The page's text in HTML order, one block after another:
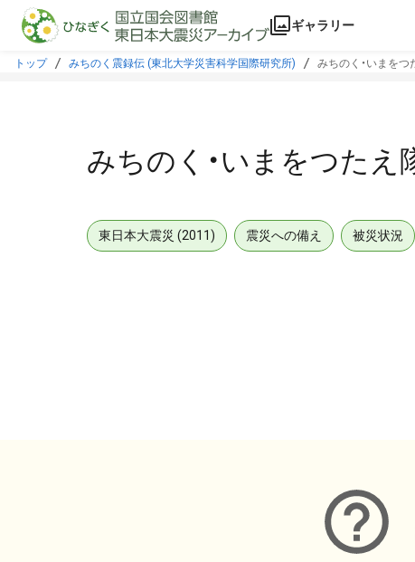
本文に飛ぶ
ギャラリー
トップ みちのく震録伝 (東北大学災害科学国際研究所) みちのく・いまをつ
みちのく・いまをつたえ
東日本大震災 (2011) 震災への備え 被災状況